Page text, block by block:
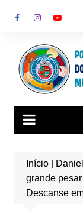
para
conteúdo
Início|
grande
Descanse